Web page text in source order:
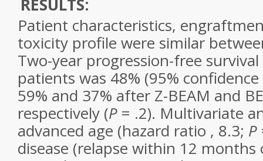
RESULTS:
Patient characteristics,
toxicity profile were similar
Two-year progression-free survival
patients was 48% (95%
59% and 37% after Z-BEAM and
respectively (P = .2). Multivariate
advanced age (hazard ratio , 8.3; P
disease (relapse within 12